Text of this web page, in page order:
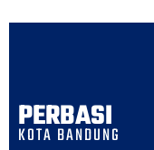
PERBASI
KOTA BANDUNG